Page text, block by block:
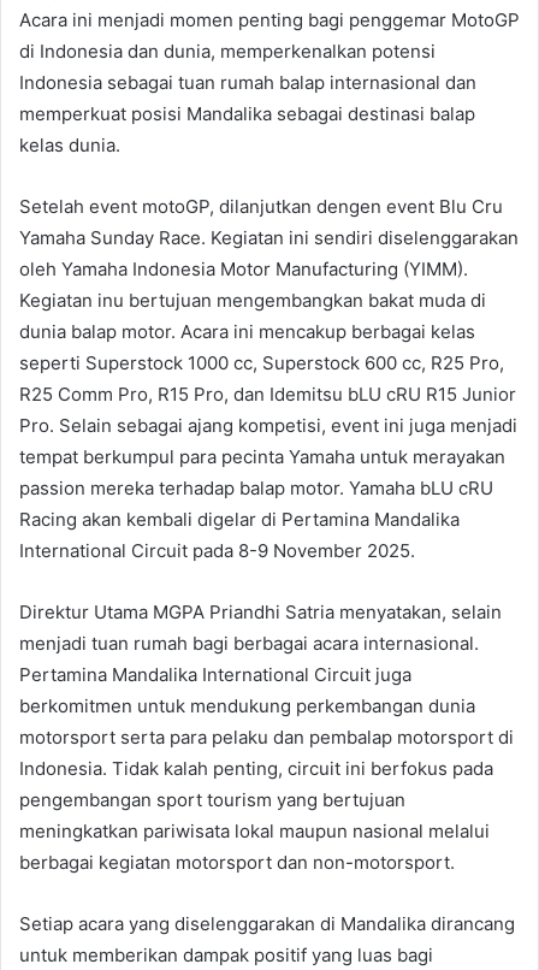
Acara ini menjadi momen penting bagi penggemar MotoGP
di Indonesia dan dunia, memperkenalkan potensi
Indonesia sebagai tuan rumah balap internasional dan
memperkuat posisi Mandalika sebagai destinasi balap
kelas dunia.
Setelah event motoGP, dilanjutkan dengen event Blu Cru
Yamaha Sunday Race. Kegiatan ini sendiri diselenggarakan
oleh Yamaha Indonesia Motor Manufacturing (YIMM).
Kegiatan inu bertujuan mengembangkan bakat muda di
dunia balap motor. Acara ini mencakup berbagai kelas
seperti Superstock 1000 cc, Superstock 600 cc, R25 Pro,
R25 Comm Pro, R15 Pro, dan Idemitsu bLU cRU R15 Junior
Pro. Selain sebagai ajang kompetisi, event ini juga menjadi
tempat berkumpul para pecinta Yamaha untuk merayakan
passion mereka terhadap balap motor. Yamaha bLU cRU
Racing akan kembali digelar di Pertamina Mandalika
International Circuit pada 8-9 November 2025.
Direktur Utama MGPA Priandhi Satria menyatakan, selain
menjadi tuan rumah bagi berbagai acara internasional.
Pertamina Mandalika International Circuit juga
berkomitmen untuk mendukung perkembangan dunia
motorsport serta para pelaku dan pembalap motorsport di
Indonesia. Tidak kalah penting, circuit ini berfokus pada
pengembangan sport tourism yang bertujuan
meningkatkan pariwisata lokal maupun nasional melalui
berbagai kegiatan motorsport dan non-motorsport.
Setiap acara yang diselenggarakan di Mandalika dirancang
untuk memberikan dampak positif yang luas bagi